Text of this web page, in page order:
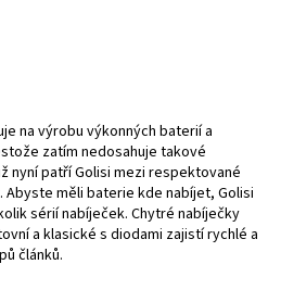
na výrobu výkonných baterií a
zatím nedosahuje takové
nyní patří Golisi mezi respektované
měli baterie kde nabíjet, Golisi
sérií nabíječek. Chytré nabíječky
a klasické s diodami zajistí rychlé a
článků.